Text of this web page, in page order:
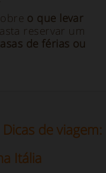
o que levar
reservar um
de férias ou
Dicas de viagem:
Itália